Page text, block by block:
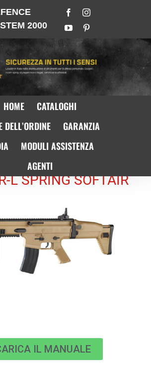
2000
HOME
CATALOGHI
DELL’ORDINE
GARANZIA
MODULI ASSISTENZA
AGENTI
L SPRING SOFTAIR
IL MANUALE